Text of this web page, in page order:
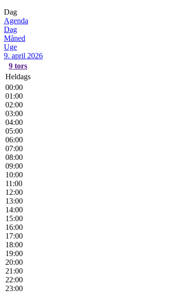
Dag
Agenda
Dag
Måned
Uge
9. april 2026
9 tors
Heldags
00:00
01:00
02:00
03:00
04:00
05:00
06:00
07:00
08:00
09:00
10:00
11:00
12:00
13:00
14:00
15:00
16:00
17:00
18:00
19:00
20:00
21:00
22:00
23:00